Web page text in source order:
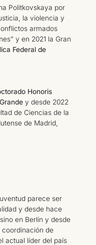
Politkovskaya por
la violencia y
armados
y en 2021 la Gran
Federal de
Honoris
y desde 2022
de Ciencias de la
de Madrid,
parece ser
y desde hace
en Berlín y desde
de
actual líder del país